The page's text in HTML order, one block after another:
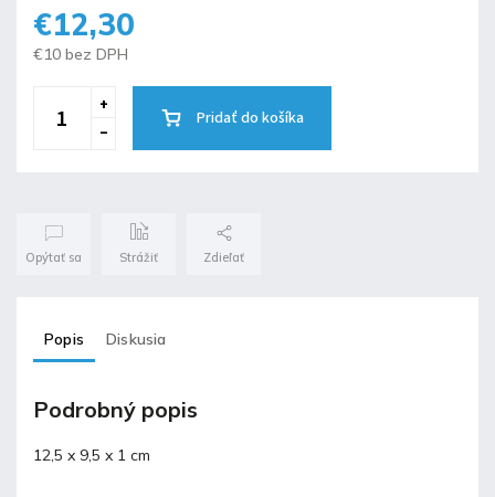
€12,30
€10 bez DPH
Pridať do košíka
Opýtať sa Strážiť Zdieľať
Popis Diskusia
Podrobný popis
12,5 x 9,5 x 1 cm